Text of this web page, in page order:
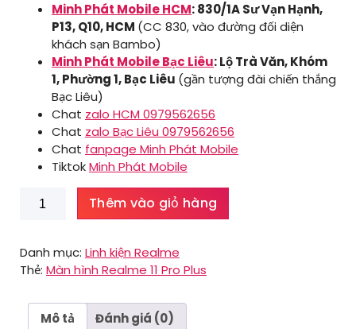
Minh Phát Mobile HCM: 830/1A Sư Vạn Hạnh,
P13, Q10, HCM (CC 830, vào đường đối diện
khách sạn Bambo)
Minh Phát Mobile Bạc Liêu: Lộ Trà Văn, Khóm
1, Phường 1, Bạc Liêu (gần tượng đài chiến thắng
Bạc Liêu)
Chat zalo HCM 0979562656
Chat zalo Bạc Liêu 0979562656
Chat fanpage Minh Phát Mobile
TiktokMinh Phát Mobile
Màn
hình
11
Pro
số
lượng
Thêm vào giỏ hàng
Danh mục: Linh kiện Realme
Thẻ: Màn hình Realme 11 Pro Plus
Mô tả Đánh giá (0)